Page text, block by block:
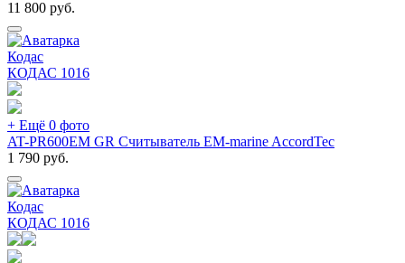
11 800 руб.
Кодас
КОДАС 1016
+ Ещё 0 фото
AT-PR600EM GR Считыватель EM-marine AccordTec
1 790 руб.
Кодас
КОДАС 1016